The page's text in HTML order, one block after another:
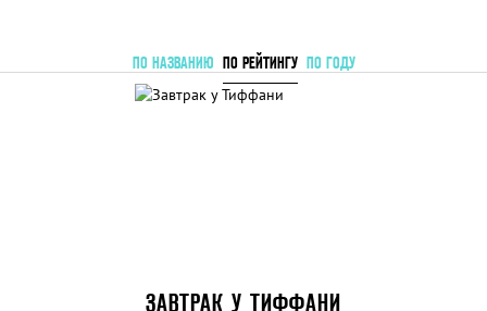
ПО НАЗВАНИЮ ПО РЕЙТИНГУ ПО ГОДУ
ЗАВТРАК У ТИФФАНИ